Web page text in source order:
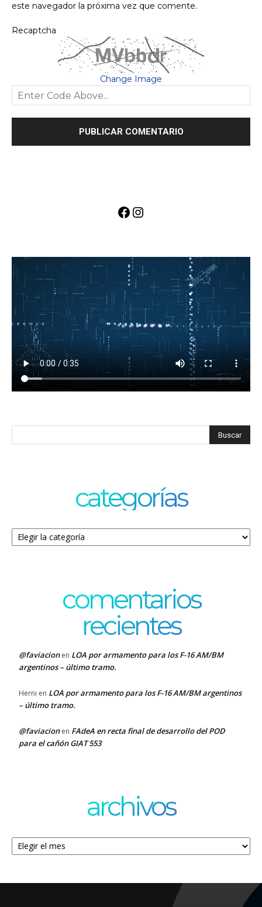
este navegador la próxima vez que comente.
Recaptcha
Change Image
Facebook
Instagram
categorías
Categorías
comentarios
recientes
@faviacionen LOA por armamento para los F-16 AM/BM
argentinos – último tramo.
Herni en LOA por armamento para los F-16 AM/BM argentinos
– último tramo.
@faviacionen FAdeA en recta final de desarrollo del POD
para el cañón GIAT 553
archivos
Archivos